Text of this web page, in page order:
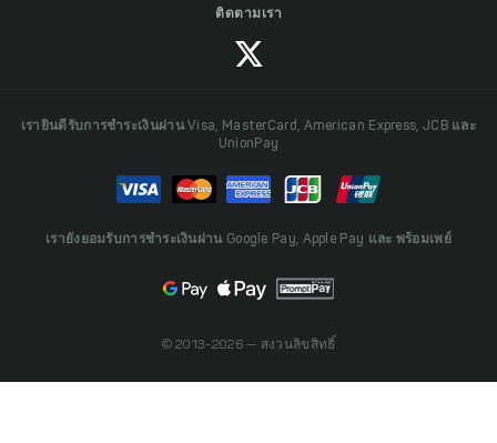
ติดตามเรา
เรายินดีรับการชำระเงินผ่าน Visa, MasterCard, American Express, JCB และ
UnionPay
เรายังยอมรับการชำระเงินผ่าน Google Pay, Apple Pay และ พร้อมเพย์
© 2013-2026 — สงวนลิขสิทธิ์